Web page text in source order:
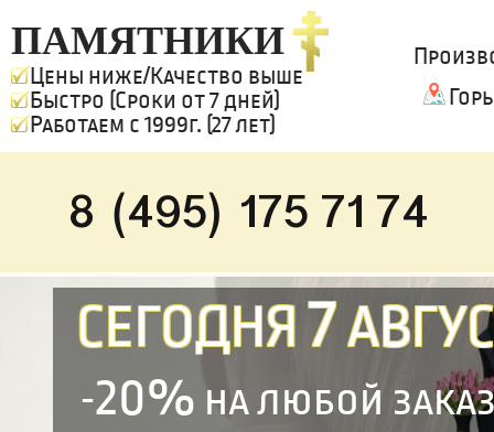
ПАМЯТНИКИ
Цены ниже/Качество выше
Быстро (Сроки от 7 дней)
Работаем с 1999г. (27 лет)
8 (495) 175 71 74
СЕГОДНЯ7
-20% на любой